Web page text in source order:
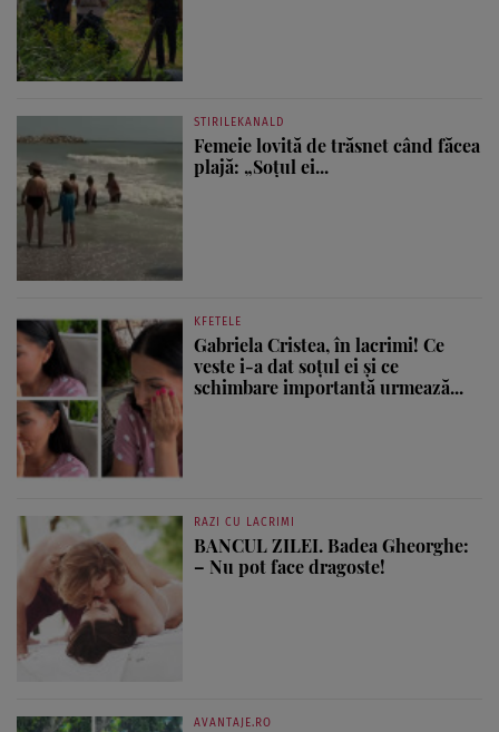
STIRILEKANALD
Femeie lovită de trăsnet când făcea
plajă: „Soțul ei...
KFETELE
Gabriela Cristea, în lacrimi! Ce
veste i-a dat soțul ei și ce
schimbare importantă urmează...
RAZI CU LACRIMI
BANCUL ZILEI. Badea Gheorghe:
– Nu pot face dragoste!
AVANTAJE.RO